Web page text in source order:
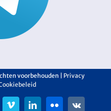
voorbehouden |
Privacy
VimeoLinkedInFlickr Vk